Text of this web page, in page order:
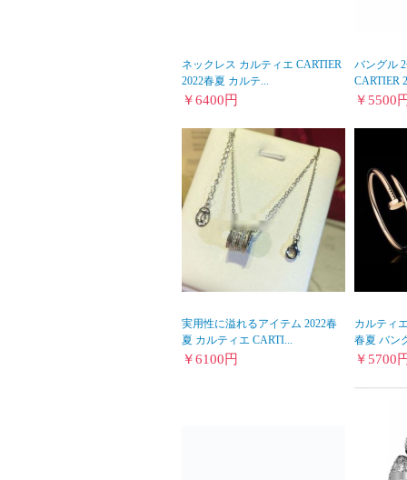
ネックレス カルティエ CARTIER
2022春夏 カルテ...
￥6400円
バングル
CARTIER
￥ 5500
実用性に溢れるアイテム 2022春
夏 カルティエ CARTI...
￥6100円
カルティ
春夏 バン
￥ 5700